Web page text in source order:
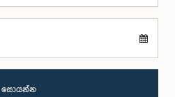
සොයන්න